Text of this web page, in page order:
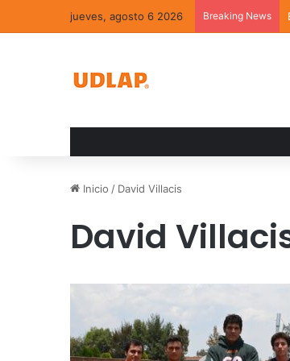
jueves, agosto 6 2026 Breaking News
Inicio / David Villacis
David